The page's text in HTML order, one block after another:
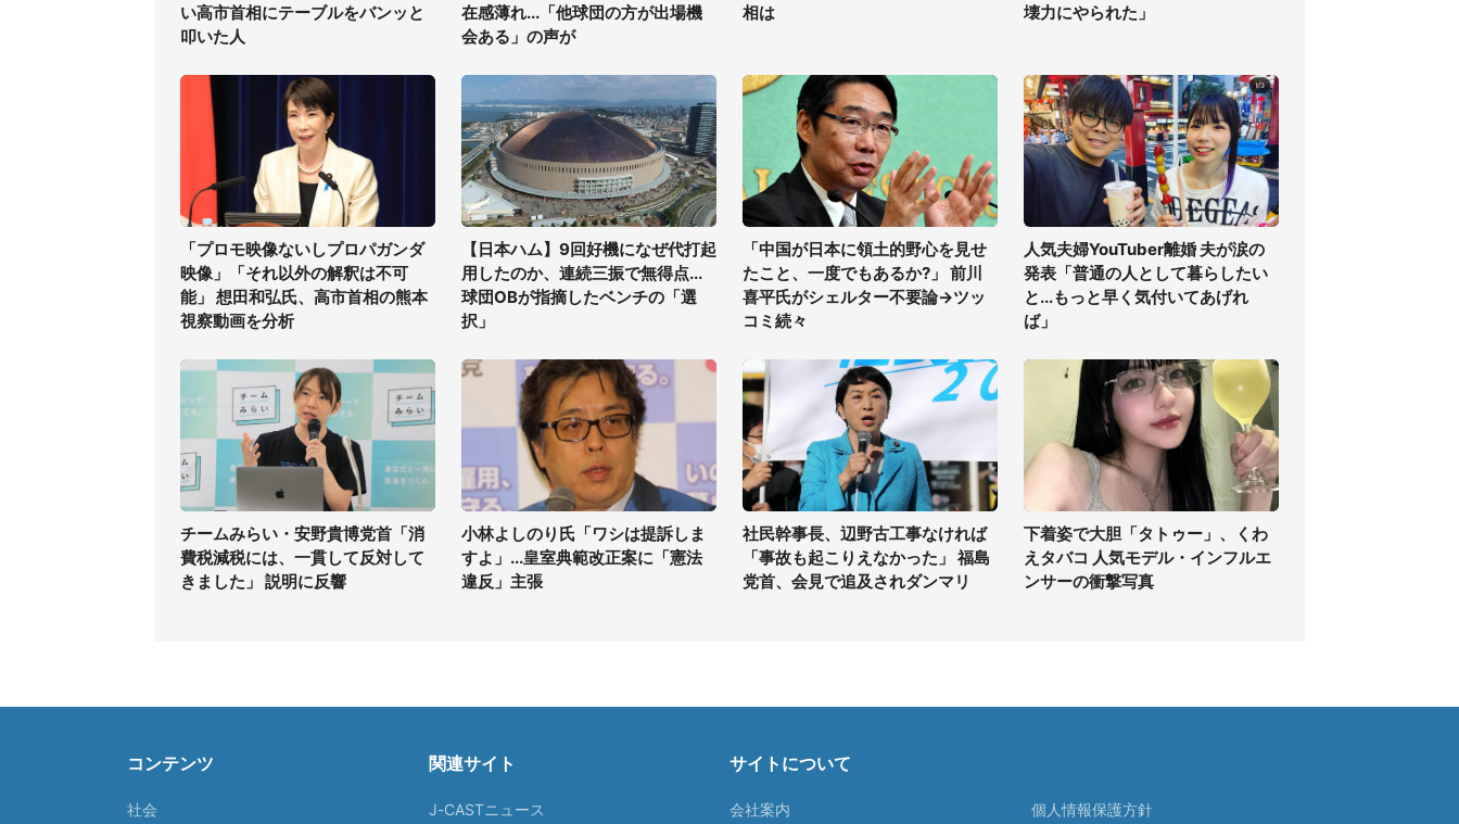
い高市首相にテーブルをバンッと
叩いた人
在感薄れ...「他球団の方が出場機
会ある」の声が
相は
壊力にやられた」
「プロモ映像ないしプロパガンダ
映像」「それ以外の解釈は不可
能」 想田和弘氏、高市首相の熊本
視察動画を分析
【日本ハム】9回好機になぜ代打起
用したのか、連続三振で無得点...
球団OBが指摘したベンチの「選
択」
「中国が日本に領土的野心を見せ
たこと、一度でもあるか?」 前川
喜平氏がシェルター不要論→ツッ
コミ続々
人気夫婦YouTuber離婚 夫が涙の
発表「普通の人として暮らしたい
と...もっと早く気付いてあげれ
ば」
チームみらい・安野貴博党首「消
費税減税には、一貫して反対して
きました」 説明に反響
小林よしのり氏「ワシは提訴しま
すよ」...皇室典範改正案に「憲法
違反」主張
社民幹事長、辺野古工事なければ
「事故も起こりえなかった」 福島
党首、会見で追及されダンマリ
下着姿で大胆「タトゥー」、くわ
えタバコ 人気モデル・インフルエ
ンサーの衝撃写真
コンテンツ
社会
関連サイト
J-CASTニュース
サイトについて
会社案内 個人情報保護方針